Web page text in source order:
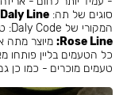
סוגים של תה:Daly Line:
המקורי של Daly Code: טעמים בהירים ועשירים, עמידים לחום ומלאים בעשן.
Rose Line: מיוצר מתה
כל הטעמים בליין פותחו
טעמים מוכרים - כמו כן